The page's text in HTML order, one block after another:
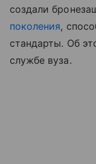
создали
поколения,
стандарты. Об
службе вуза.